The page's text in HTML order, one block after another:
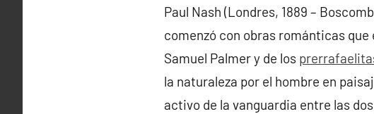
Paul Nash (Londres, 1889 –
comenzó con obras románticas
Samuel Palmer y de los
la naturaleza por el hombre en
activo de la vanguardia entre las